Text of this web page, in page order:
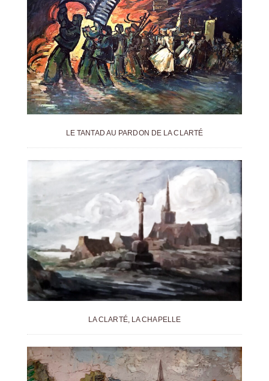
LE TANTAD AU PARDON DE LA CLARTÉ
LA CLARTÉ, LA CHAPELLE